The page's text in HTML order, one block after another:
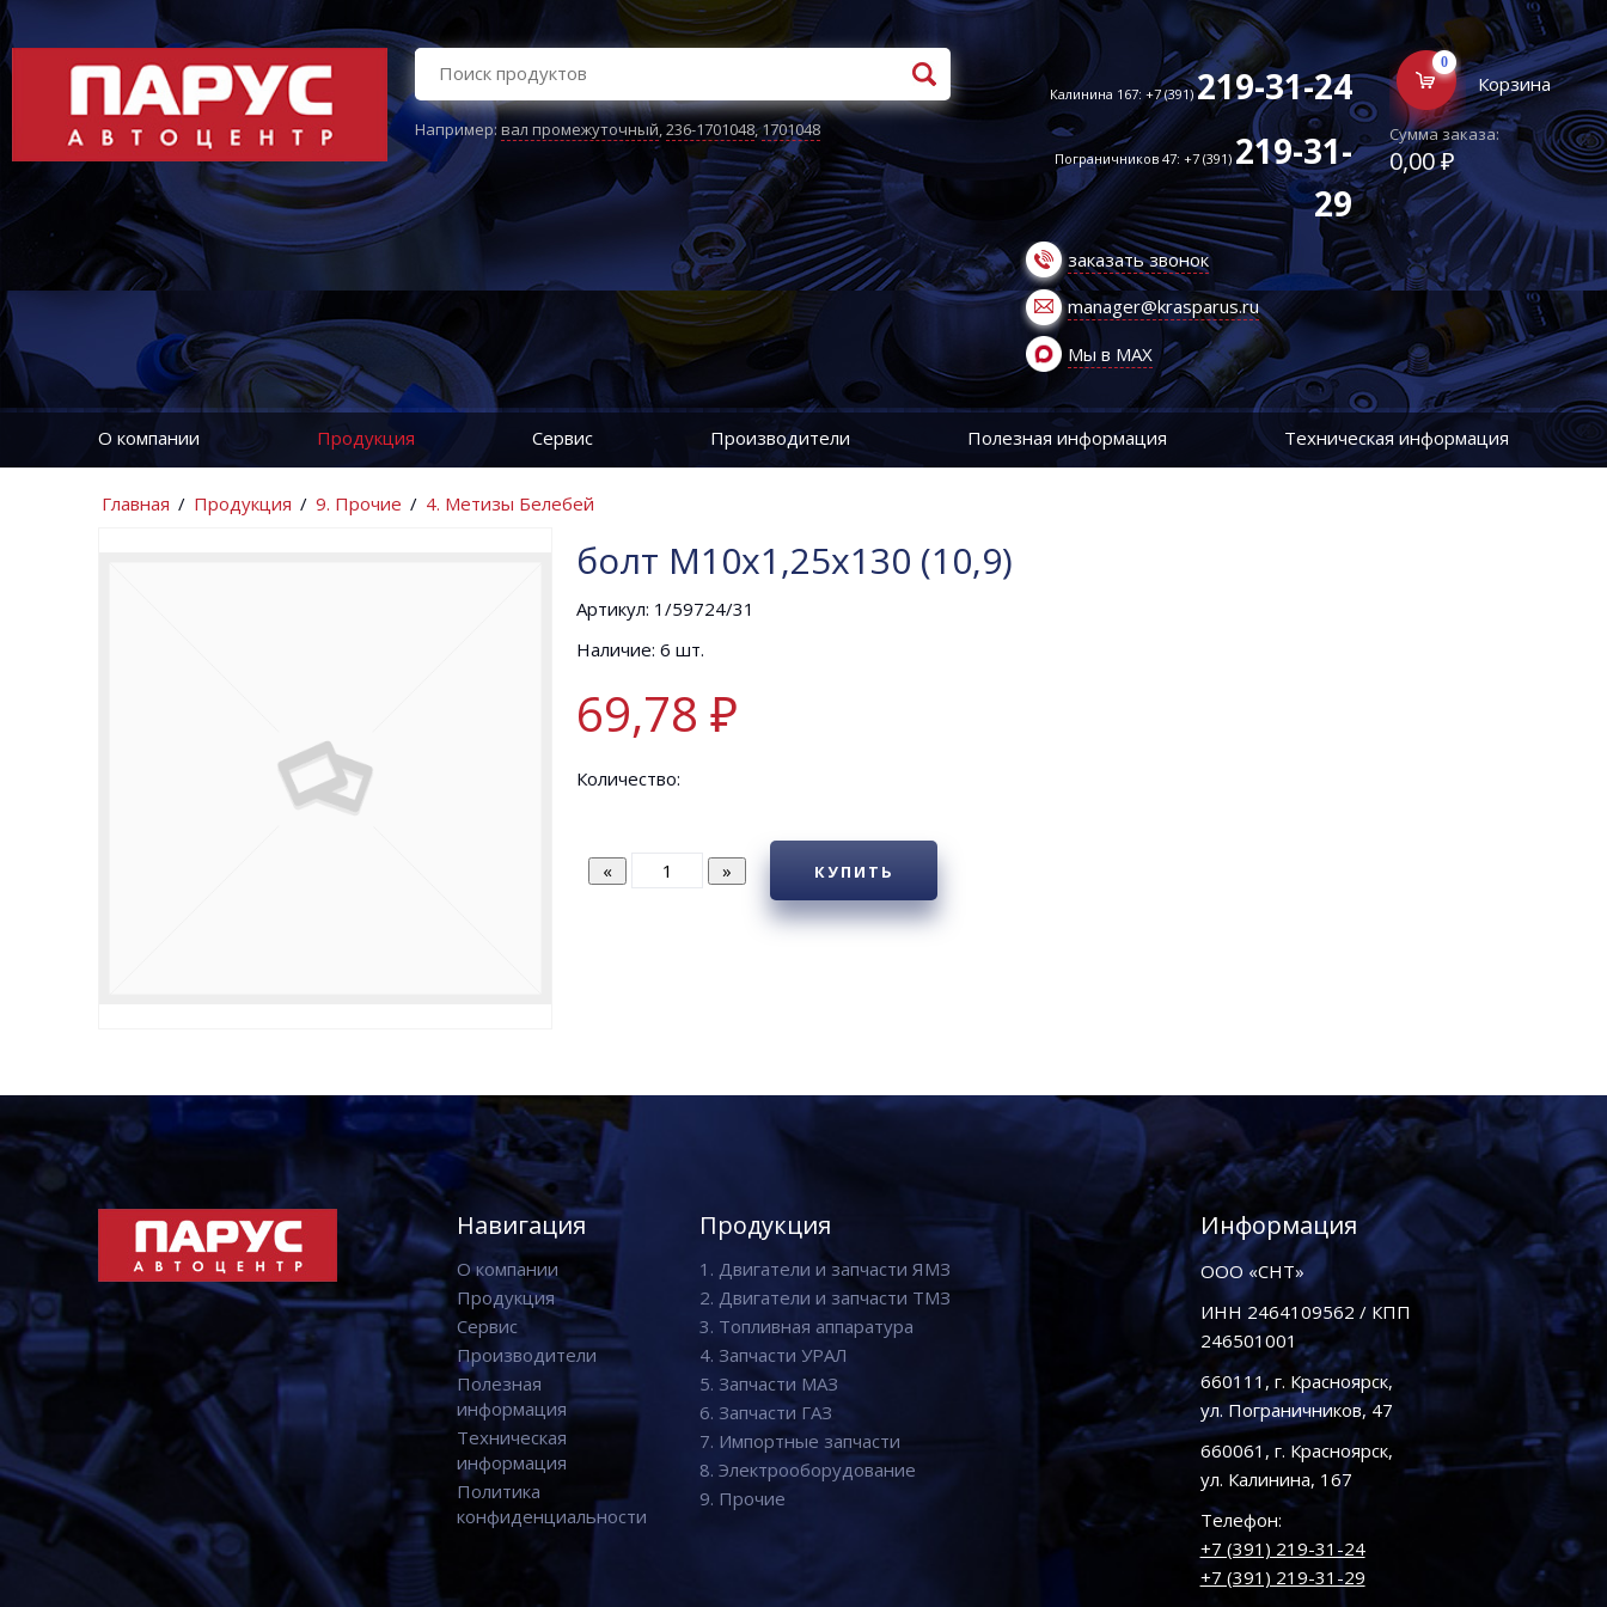
Например:вал промежуточный,236-1701048,1701048
Калинина 167: +7 (391)219-31-24
Пограничников 47: +7 (391)219-31-
29
заказать звонок
manager@krasparus.ru
Мы в MAX
0
Корзина
Сумма заказа:
0,00 ₽
О компании Продукция Сервис Производители Полезная информация Техническая информация
Главная / Продукция / 9. Прочие / 4. Метизы Белебей
болт М10х1,25х130 (10,9)
Артикул: 1/59724/31
Наличие: 6 шт.
69,78 ₽
Количество:
КУПИТЬ
Навигация
О компании
Продукция
Сервис
Производители
Полезная
информация
Техническая
информация
Политика
конфиденциальности
Продукция
1. Двигатели и запчасти ЯМЗ
2. Двигатели и запчасти ТМЗ
3. Топливная аппаратура
4. Запчасти УРАЛ
5. Запчасти МАЗ
6. Запчасти ГАЗ
7. Импортные запчасти
8. Электрооборудование
9. Прочие
Информация
ООО «СНТ»
ИНН 2464109562 / КПП
246501001
660111, г. Красноярск,
ул. Пограничников, 47
660061, г. Красноярск,
ул. Калинина, 167
Телефон:
+7 (391) 219-31-24
+7 (391) 219-31-29